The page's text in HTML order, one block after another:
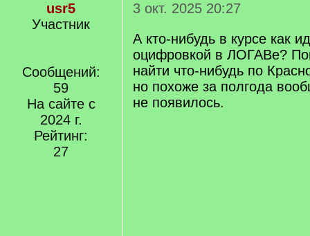
usr5
Участник
Сообщений:
59
На сайте с
2024 г.
Рейтинг:
27
3 окт. 2025 20:27
А кто-нибудь в курсе как
оцифровкой в ЛОГАВе?
найти что-нибудь по
но похоже за полгода
не появилось.